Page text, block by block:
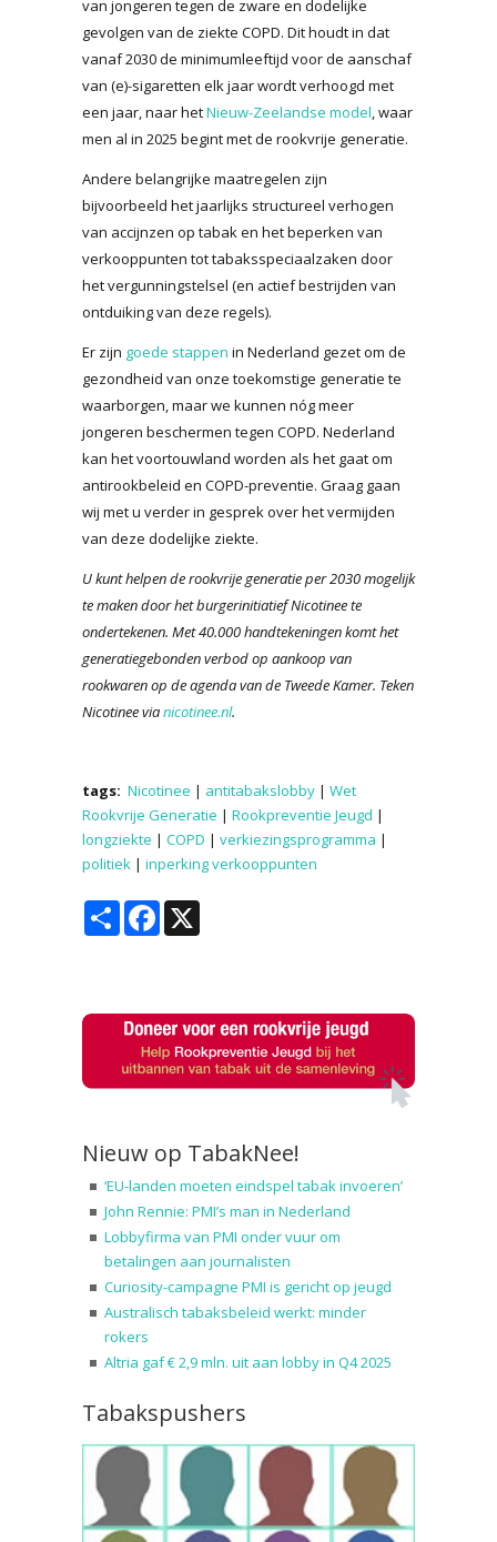
van jongeren tegen de zware en dodelijke
gevolgen van de ziekte COPD. Dit houdt in dat
vanaf 2030 de minimumleeftijd voor de aanschaf
van (e)-sigaretten elk jaar wordt verhoogd met
een jaar, naar hetNieuw-Zeelandse model, waar
men al in 2025 begint met de rookvrije generatie.
Andere belangrijke maatregelen zijn
bijvoorbeeld het jaarlijks structureel verhogen
van accijnzen op tabak en het beperken van
verkooppunten tot tabaksspeciaalzaken door
het vergunningstelsel (en actief bestrijden van
ontduiking van deze regels).
Er zijn goede stappen in Nederland gezet om de
gezondheid van onze toekomstige generatie te
waarborgen, maar we kunnen nóg meer
jongeren beschermen tegen COPD. Nederland
kan het voortouwland worden als het gaat om
antirookbeleid en COPD-preventie. Graag gaan
wij met u verder in gesprek over het vermijden
van deze dodelijke ziekte.
U kunt helpen de rookvrije generatie per 2030 mogelijk
te maken door het burgerinitiatief Nicotinee te
ondertekenen. Met 40.000 handtekeningen komt het
generatiegebonden verbod op aankoop van
rookwaren op de agenda van de Tweede Kamer. Teken
Nicotinee vianicotinee.nl.
tags: Nicotinee | antitabakslobby | Wet
Rookvrije Generatie | Rookpreventie Jeugd |
longziekte | COPD | verkiezingsprogramma |
politiek | inperking verkooppunten
Share Facebook
Nieuw op TabakNee!
‘EU-landen moeten eindspel tabak invoeren’
John Rennie: PMI’s man in Nederland
Lobbyfirma van PMI onder vuur om
betalingen aan journalisten
Curiosity-campagne PMI is gericht op jeugd
Australisch tabaksbeleid werkt: minder
rokers
Altria gaf € 2,9 mln. uit aan lobby in Q4 2025
Tabakspushers